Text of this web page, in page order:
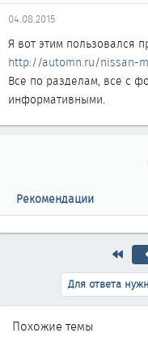
04.08.2015
Я вот этим пользовался
http://automn.ru/nissan-
Все по разделам, все с
информативными.
Рекомендации
Для ответа
Похожие темы